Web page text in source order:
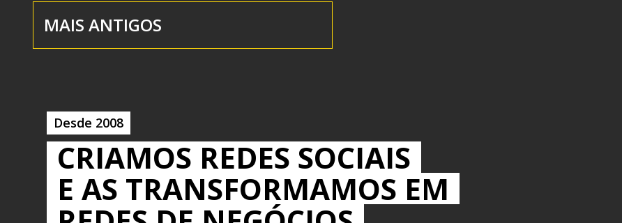
MAIS ANTIGOS
Desde 2008
CRIAMOS REDES SOCIAIS
E AS TRANSFORMAMOS EM